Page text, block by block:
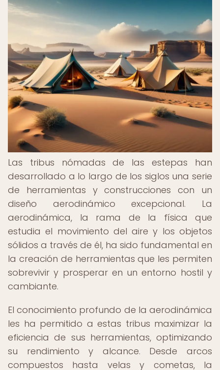
Las tribus nómadas de las estepas han
desarrollado a lo largo de los siglos una serie
de herramientas y construcciones con un
diseño aerodinámico excepcional. La
aerodinámica, la rama de la física que
estudia el movimiento del aire y los objetos
sólidos a través de él, ha sido fundamental en
la creación de herramientas que les permiten
sobrevivir y prosperar en un entorno hostil y
cambiante.
El conocimiento profundo de la aerodinámica
les ha permitido a estas tribus maximizar la
eficiencia de sus herramientas, optimizando
su rendimiento y alcance. Desde arcos
compuestos hasta velas y cometas, la